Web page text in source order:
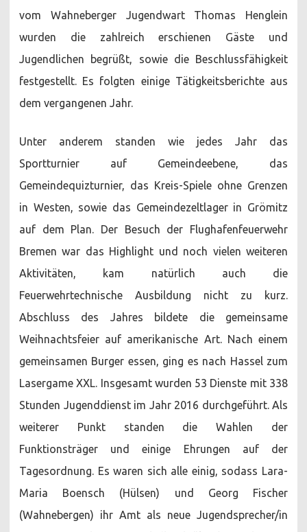
vom Wahneberger Jugendwart Thomas Henglein
wurden die zahlreich erschienen Gäste und
Jugendlichen begrüßt, sowie die Beschlussfähigkeit
festgestellt. Es folgten einige Tätigkeitsberichte aus
dem vergangenen Jahr.
Unter anderem standen wie jedes Jahr das
Sportturnier auf Gemeindeebene, das
Gemeindequizturnier, das Kreis-Spiele ohne Grenzen
in Westen, sowie das Gemeindezeltlager in Grömitz
auf dem Plan. Der Besuch der Flughafenfeuerwehr
Bremen war das Highlight und noch vielen weiteren
Aktivitäten, kam natürlich auch die
Feuerwehrtechnische Ausbildung nicht zu kurz.
Abschluss des Jahres bildete die gemeinsame
Weihnachtsfeier auf amerikanische Art. Nach einem
gemeinsamen Burger essen, ging es nach Hassel zum
Lasergame XXL. Insgesamt wurden 53 Dienste mit 338
Stunden Jugenddienst im Jahr 2016 durchgeführt. Als
weiterer Punkt standen die Wahlen der
Funktionsträger und einige Ehrungen auf der
Tagesordnung. Es waren sich alle einig, sodass Lara-
Maria Boensch (Hülsen) und Georg Fischer
(Wahnebergen) ihr Amt als neue Jugendsprecher/in